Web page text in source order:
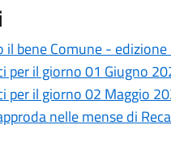
il bene Comune -
per il giorno 01 Giugno
per il giorno 02 Maggio
nelle mense di